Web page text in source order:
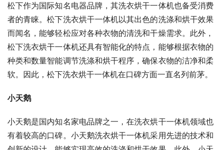
松下作为国际知名电器品牌，其洗衣烘干一体机也备受消费
者的青睐。松下洗衣烘干一体机以其出色的洗涤和烘干效果
而闻名，能够轻松应对各种衣物的清洗和干燥需求。此外，
松下洗衣烘干一体机还具有智能化的特点，能够根据衣物的
种类和数量智能调节洗涤和烘干程序，确保衣物的洁净和柔
软。因此，松下洗衣烘干一体机在口碑方面一直名列前茅。
小天鹅
小天鹅是国内知名家电品牌之一，在洗衣烘干一体机领域也
有着较高的口碑。小天鹅洗衣烘干一体机采用先进的技术和